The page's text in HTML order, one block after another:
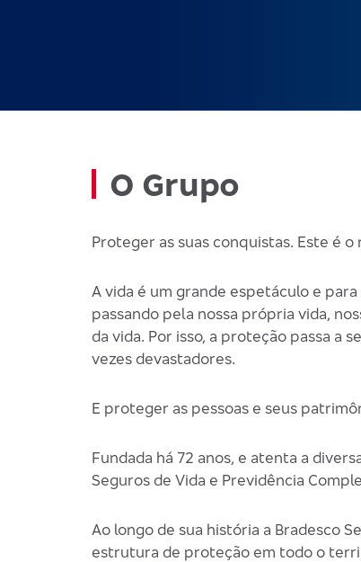
O Grupo
Proteger as suas conquistas. Este é o
A vida é um grande espetáculo e
passando pela nossa própria vida,
da vida. Por isso, a proteção passa a
vezes devastadores.
E proteger as pessoas e seus
Fundada há 72 anos, e atenta a
Seguros de Vida e Previdência
Ao longo de sua história a Bradesco
estrutura de proteção em todo o